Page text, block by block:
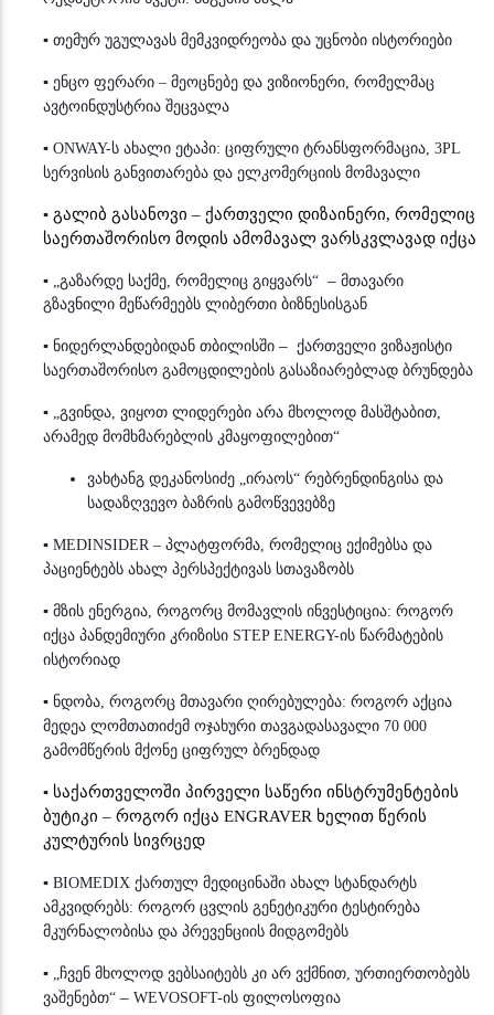
▪ თემურ უგულავას მემკვიდრეობა და უცნობი ისტორიები
▪ ენცო ფერარი – მეოცნებე და ვიზიონერი, რომელმაც
ავტოინდუსტრია შეცვალა
▪ ONWAY-ს ახალი ეტაპი: ციფრული ტრანსფორმაცია, 3PL
სერვისის განვითარება და ელკომერციის მომავალი
▪ გალიბ გასანოვი – ქართველი დიზაინერი, რომელიც
საერთაშორისო მოდის ამომავალ ვარსკვლავად იქცა
▪ „გაზარდე საქმე, რომელიც გიყვარს“ – მთავარი
გზავნილი მეწარმეებს ლიბერთი ბიზნესისგან
▪ ნიდერლანდებიდან თბილისში – ქართველი ვიზაჟისტი
საერთაშორისო გამოცდილების გასაზიარებლად ბრუნდება
▪ „გვინდა, ვიყოთ ლიდერები არა მხოლოდ მასშტაბით,
არამედ მომხმარებლის კმაყოფილებით“
ვახტანგ დეკანოსიძე „ირაოს“ რებრენდინგისა და
სადაზღვევო ბაზრის გამოწვევებზე
▪ MEDINSIDER – პლატფორმა, რომელიც ექიმებსა და
პაციენტებს ახალ პერსპექტივას სთავაზობს
▪ მზის ენერგია, როგორც მომავლის ინვესტიცია: როგორ
იქცა პანდემიური კრიზისი STEP ENERGY-ის წარმატების
ისტორიად
▪ ნდობა, როგორც მთავარი ღირებულება: როგორ აქცია
მედეა ლომთათიძემ ოჯახური თავგადასავალი 70 000
გამომწერის მქონე ციფრულ ბრენდად
▪ საქართველოში პირველი საწერი ინსტრუმენტების
ბუტიკი – როგორ იქცა ENGRAVER ხელით წერის
კულტურის სივრცედ
▪ BIOMEDIX ქართულ მედიცინაში ახალ სტანდარტს
ამკვიდრებს: როგორ ცვლის გენეტიკური ტესტირება
მკურნალობისა და პრევენციის მიდგომებს
▪ „ჩვენ მხოლოდ ვებსაიტებს კი არ ვქმნით, ურთიერთობებს
ვაშენებთ“ – WEVOSOFT-ის ფილოსოფია